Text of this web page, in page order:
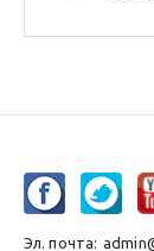
Эл. почта: